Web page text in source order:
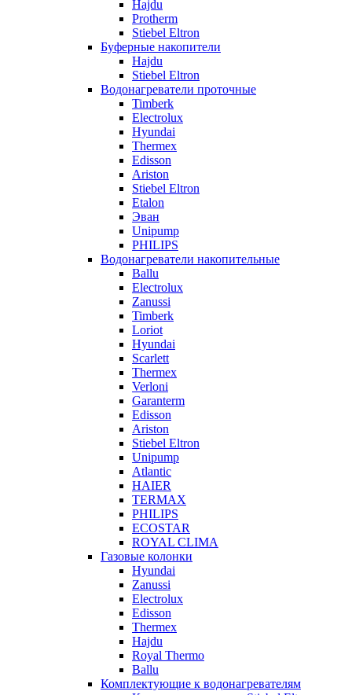
Hajdu
Protherm
Stiebel Eltron
Буферные накопители
Hajdu
Stiebel Eltron
Водонагреватели проточные
Timberk
Electrolux
Hyundai
Thermex
Edisson
Ariston
Stiebel Eltron
Etalon
Эван
Unipump
PHILIPS
Водонагреватели накопительные
Ballu
Electrolux
Zanussi
Timberk
Loriot
Hyundai
Scarlett
Thermex
Verloni
Garanterm
Edisson
Ariston
Stiebel Eltron
Unipump
Atlantic
HAIER
TERMAX
PHILIPS
ECOSTAR
ROYAL CLIMA
Газовые колонки
Hyundai
Zanussi
Electrolux
Edisson
Thermex
Hajdu
Royal Thermo
Ballu
Комплектующие к водонагревателям